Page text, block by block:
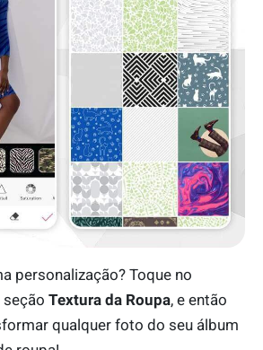
personalização? Toque no
Textura da Roupa, e então
qualquer foto do seu álbum